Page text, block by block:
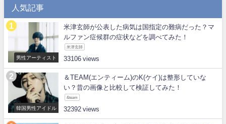
人気記事
男性アーティスト
米津玄師が公表した病気は国指定の難病だった？マ
ルファン症候群の症状などを調べてみた！
米津玄師
33106
韓国男性アイドル
＆TEAM(エンティーム)のK(ケイ)は整形していな
い？昔の画像と比較して検証してみた！
&team
32392